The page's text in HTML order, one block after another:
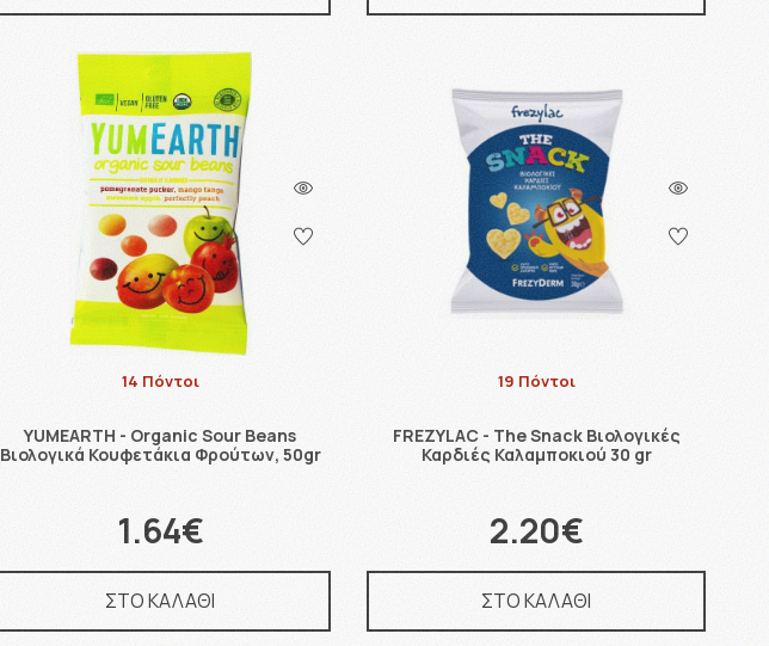
14 Πόντοι
YUMEARTH - Organic Sour Beans
Βιολογικά Κουφετάκια Φρούτων, 50gr
1.64€
ΣΤΟ ΚΑΛΑΘΙ
19 Πόντοι
FREZYLAC - The Snack Βιολογικές
Καρδιές Καλαμποκιού 30 gr
2.20€
ΣΤΟ ΚΑΛΑΘΙ